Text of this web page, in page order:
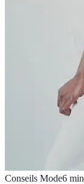
Conseils Mode6 min